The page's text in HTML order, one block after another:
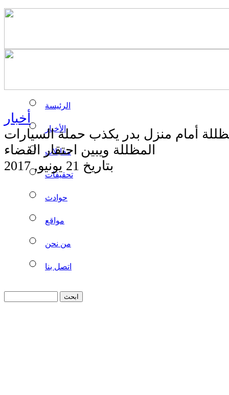
الرئيسة
الأخبار
مقابلات
تحقيقات
حوادث
مواقع
من نحن
اتصل بنا
أخبار
أمام منزل بدر يكذب حملة السيارات
المظللة ويبين احتقار القضاء
بتاريخ 21 يونيو, 2017